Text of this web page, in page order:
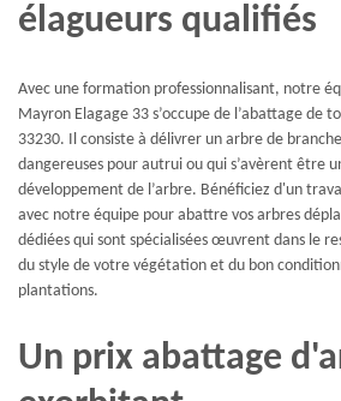
élagueurs qualifiés
Avec une formation professionnalisant, notre
Mayron Elagage 33 s’occupe de l’abattage de
33230. Il consiste à délivrer un arbre de
dangereuses pour autrui ou qui s’avèrent être
développement de l’arbre. Bénéficiez d'un
avec notre équipe pour abattre vos arbres
dédiées qui sont spécialisées œuvrent dans le
du style de votre végétation et du bon
plantations.
Un prix abattage